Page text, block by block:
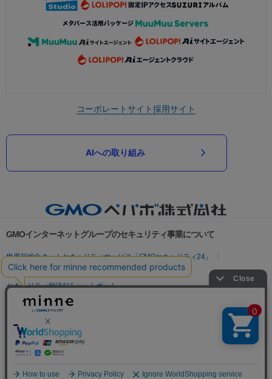
コーポレートサイト採用サイト
AIへの取り組み
GMOインターネットグループのセキュリティ事業について
世界初総合ネットセキュリティサービス「GMOセキュリティ24」
パスワード漏洩診断
Webサイトリスク診断
セキュリティ相談AIチャットボット
実在証明・盗聴対策
サイバー攻撃対策（GMO Flatt Security）
セキュリティ事業の軌跡